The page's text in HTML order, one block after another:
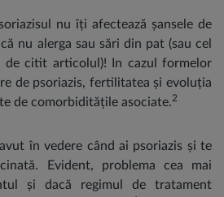
nu îți afectează șansele de
nu alerga sau sări din pat (sau cel
de citit articolul)! In cazul formelor
de psoriazis, fertilitatea și evoluția
de comorbiditățile asociate.2
în vedere când ai psoriazis și te
Evident, problema cea mai
și dacă regimul de tratament